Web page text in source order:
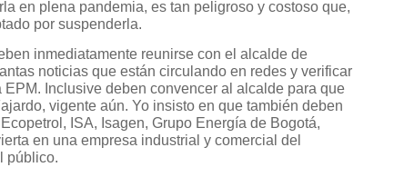
en plena pandemia, es tan peligroso y costoso que,
por suspenderla.
inmediatamente reunirse con el alcalde de
noticias que están circulando en redes y verificar
Inclusive deben convencer al alcalde para que
vigente aún. Yo insisto en que también deben
ISA, Isagen, Grupo Energía de Bogotá,
en una empresa industrial y comercial del
público.